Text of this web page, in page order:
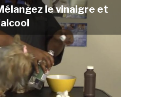
le vinaigre et